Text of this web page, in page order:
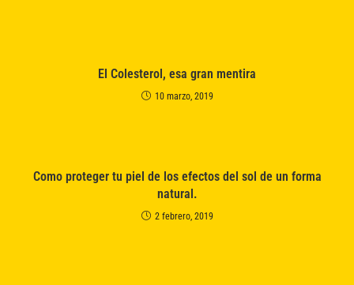
El Colesterol, esa gran mentira
10 marzo, 2019
Como proteger tu piel de los efectos del sol de un forma
natural.
2 febrero, 2019